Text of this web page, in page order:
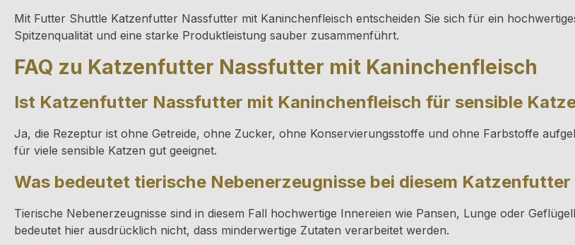
Mit Futter Shuttle Katzenfutter Nassfutter mit Kaninchenfleisch entscheiden Sie sich für ein
Spitzenqualität und eine starke Produktleistung sauber zusammenführt.
FAQ zu Katzenfutter Nassfutter mit Kaninchenfleisch
Ist Katzenfutter Nassfutter mit Kaninchenfleisch für sensible
Ja, die Rezeptur ist ohne Getreide, ohne Zucker, ohne Konservierungsstoffe und ohne Farbstoffe
für viele sensible Katzen gut geeignet.
Was bedeutet tierische Nebenerzeugnisse bei diesem
Tierische Nebenerzeugnisse sind in diesem Fall hochwertige Innereien wie Pansen, Lunge oder
bedeutet hier ausdrücklich nicht, dass minderwertige Zutaten verarbeitet werden.